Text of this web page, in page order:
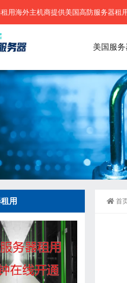
用海外主机商提供美国高防服务器租
美国服务
首
用